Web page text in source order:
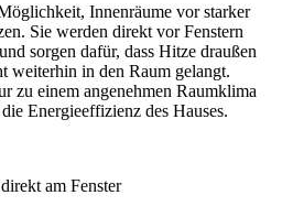
Innenräume vor starker
Sie werden direkt vor Fenstern
sorgen dafür, dass Hitze draußen
weiterhin in den Raum gelangt.
zu einem angenehmen Raumklima
Energieeffizienz des Hauses.
am Fenster